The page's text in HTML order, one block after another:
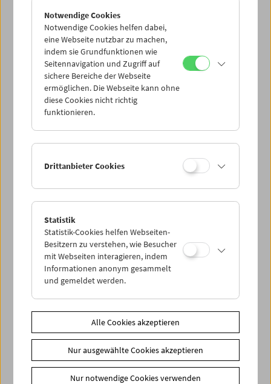
Di 20.6.
Mi 21.6.
Do 22.6.
Sa 24.6.
PROGRAMM ÜBERBLICK
Share on
Notwendige Cookies
Notwendige Cookies helfen dabei,
eine Webseite nutzbar zu machen,
indem sie Grundfunktionen wie
Seitennavigation und Zugriff auf
sichere Bereiche der Webseite
ermöglichen. Die Webseite kann ohne
diese Cookies nicht richtig
funktionieren.
Drittanbieter Cookies
Statistik
Statistik-Cookies helfen Webseiten-
Besitzern zu verstehen, wie Besucher
mit Webseiten interagieren, indem
Informationen anonym gesammelt
und gemeldet werden.
Alle Cookies akzeptieren
Nur ausgewählte Cookies akzeptieren
Nur notwendige Cookies verwenden